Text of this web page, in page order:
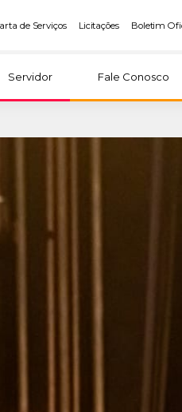
de Serviços Licitações Boletim
Servidor Fale Conosco